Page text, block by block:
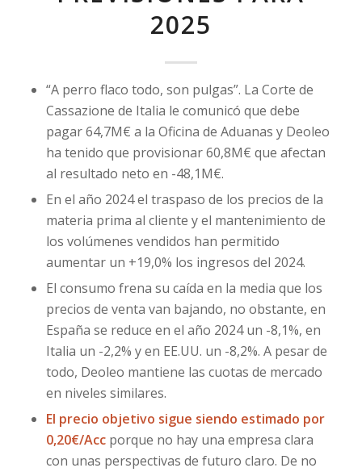
2025
“A perro flaco todo, son pulgas”. La Corte de
Cassazione de Italia le comunicó que debe
pagar 64,7M€ a la Oficina de Aduanas y Deoleo
ha tenido que provisionar 60,8M€ que afectan
al resultado neto en -48,1M€.
En el año 2024 el traspaso de los precios de la
materia prima al cliente y el mantenimiento de
los volúmenes vendidos han permitido
aumentar un +19,0% los ingresos del 2024.
El consumo frena su caída en la media que los
precios de venta van bajando, no obstante, en
España se reduce en el año 2024 un -8,1%, en
Italia un -2,2% y en EE.UU. un -8,2%. A pesar de
todo, Deoleo mantiene las cuotas de mercado
en niveles similares.
El precio objetivo sigue siendo estimado por
0,20€/Accporque no hay una empresa clara
con unas perspectivas de futuro claro. De no